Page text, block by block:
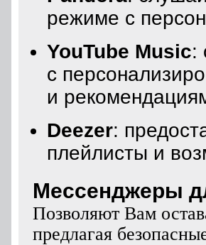
режиме с
YouTube Music:
с
и
Deezer:
плейлисты и
Мессенджеры
Позволяют Вам
предлагая